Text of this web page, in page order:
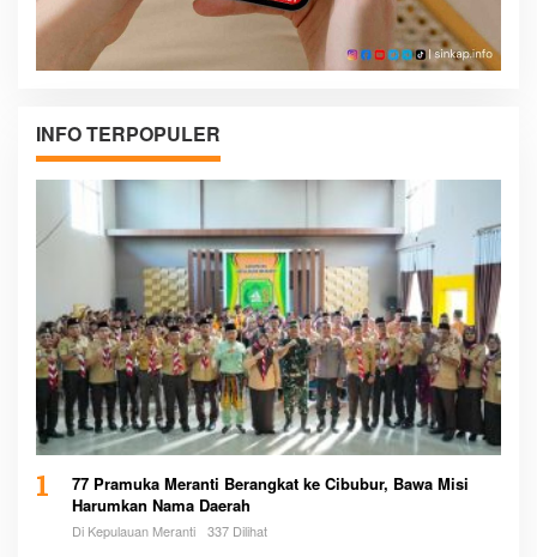
INFO TERPOPULER
1
77 Pramuka Meranti Berangkat ke Cibubur, Bawa Misi
Harumkan Nama Daerah
Di Kepulauan Meranti 337 Dilihat